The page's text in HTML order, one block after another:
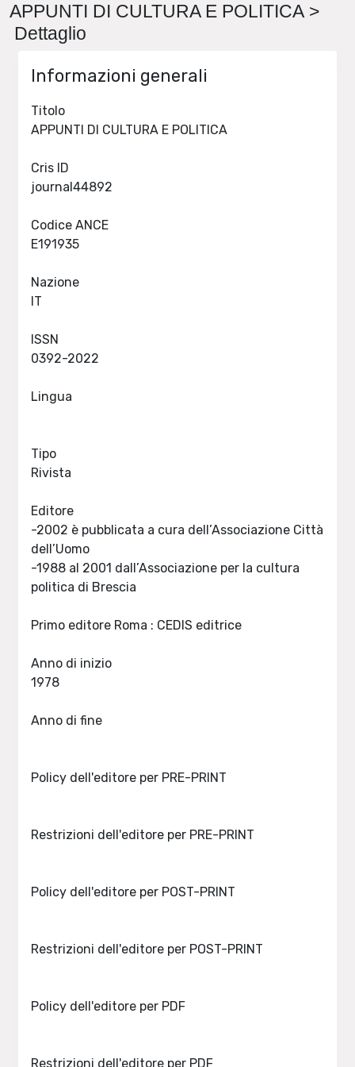
APPUNTI DI CULTURA E POLITICA >
Dettaglio
Informazioni generali
Titolo
Cris ID
Codice ANCE
Nazione
ISSN
Lingua
Tipo
Rivista
Editore
-2002 è pubblicata a cura dell’Associazione Città
dell’Uomo
-1988 al 2001 dall’Associazione per la cultura
politica di Brescia
Anno di inizio
Anno di fine
Policy dell'editore per PRE-PRINT
Restrizioni dell'editore per PRE-PRINT
Policy dell'editore per POST-PRINT
Restrizioni dell'editore per POST-PRINT
Policy dell'editore per PDF
Restrizioni dell'editore per PDF